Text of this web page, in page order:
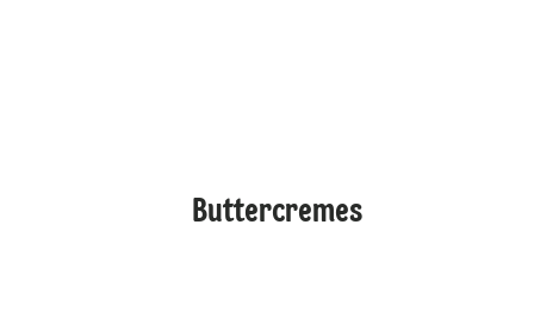
Buttercremes